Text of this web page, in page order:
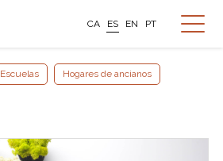
CA ES EN PT
Escuelas Hogares de ancianos